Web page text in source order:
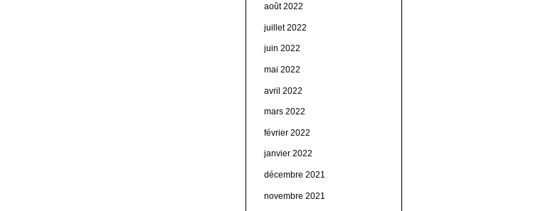
août 2022
juillet 2022
juin 2022
mai 2022
avril 2022
mars 2022
février 2022
janvier 2022
décembre 2021
novembre 2021